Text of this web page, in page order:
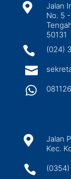

Jalan
No. 5
50131
 (024)



Jalan
Kec.
